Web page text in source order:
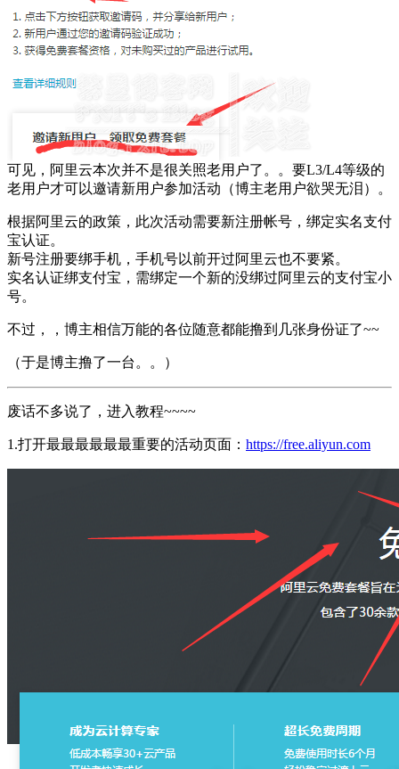
可见，阿里云本次并不是很关照老用户了。。要L3/L4等级的
老用户才可以邀请新用户参加活动（博主老用户欲哭无泪）。
根据阿里云的政策，此次活动需要新注册帐号，绑定实名支付
宝认证。
新号注册要绑手机，手机号以前开过阿里云也不要紧。
实名认证绑支付宝，需绑定一个新的没绑过阿里云的支付宝小
号。
不过，，博主相信万能的各位随意都能撸到几张身份证了~~
（于是博主撸了一台。。）
废话不多说了，进入教程~~~~
1.打开最最最最最最重要的活动页面： https://free.aliyun.com